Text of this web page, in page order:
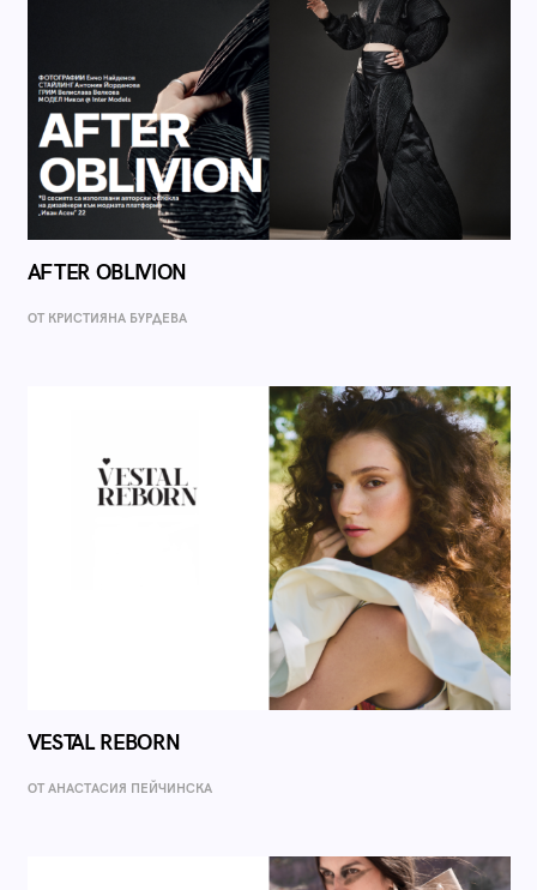
AFTER OBLIVION
ОТ КРИСТИЯНА БУРДЕВА
VESTAL REBORN
ОТ AНАСТАСИЯ ПЕЙЧИНСКА